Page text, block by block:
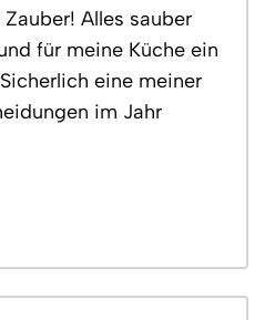
Alles sauber
für meine Küche ein
eine meiner
im Jahr